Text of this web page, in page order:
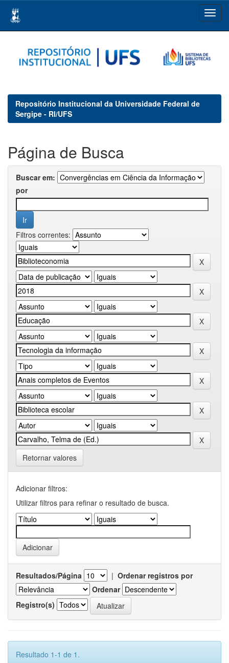
navigation
Repositório Institucional da Universidade Federal de
Sergipe - RI/UFS
Página de Busca
Buscar em:
por
Filtros correntes:
Retornar valores
Adicionar filtros:
Utilizar filtros para refinar o resultado de busca.
Resultados/Página | Ordenar registros por
Ordenar
Registro(s)
Resultado 1-1 de 1.